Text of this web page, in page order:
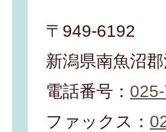
〒949-6192
新潟県南魚沼
電話番号：
ファックス：